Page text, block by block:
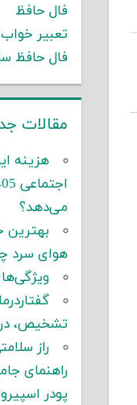
فال حافظ
تعبیر خواب
فال حافظ
مقالات
هزینه
می‌دهد؟
بهترین
هوای سرد
تشخیص،
راز
راهنمای
پودر